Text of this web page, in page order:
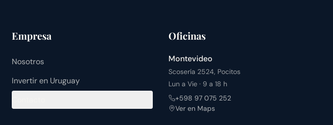
Empresa
Nosotros
Invertir en Uruguay
Oficinas
Montevideo
Scosería 2524, Pocitos
Lun a Vie · 9 a 18 h
+598 97 075 252
Ver en Maps